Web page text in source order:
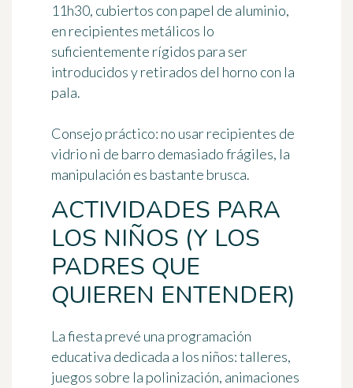
11h30, cubiertos con papel de aluminio,
en recipientes metálicos lo
suficientemente rígidos para ser
introducidos y retirados del horno con la
pala.
Consejo práctico: no usar recipientes de
vidrio ni de barro demasiado frágiles, la
manipulación es bastante brusca.
ACTIVIDADES PARA
LOS NIÑOS (Y LOS
PADRES QUE
QUIEREN ENTENDER)
La fiesta prevé una programación
educativa dedicada a los niños: talleres,
juegos sobre la polinización, animaciones